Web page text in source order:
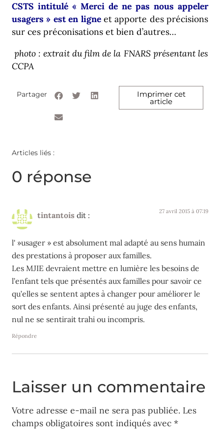
CSTS intitulé « Merci de ne pas nous appeler
usagers » est en ligneet apporte des précisions
sur ces préconisations et bien d’autres…
photo : extrait du film de la FNARS présentant les
CCPA
Partager Imprimer cet
article
Articles liés :
0 réponse
tintantois dit : 27 avril 2015 à 07:19
l' »usager » est absolument mal adapté au sens humain
des prestations à proposer aux familles.
Les MJIE devraient mettre en lumière les besoins de
l’enfant tels que présentés aux familles pour savoir ce
qu’elles se sentent aptes à changer pour améliorer le
sort des enfants. Ainsi présenté au juge des enfants,
nul ne se sentirait trahi ou incompris.
Répondre
Laisser un commentaire
Votre adresse e-mail ne sera pas publiée. Les
champs obligatoires sont indiqués avec *